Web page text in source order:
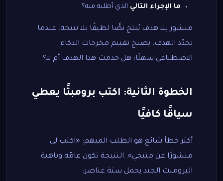
ما الإجراء التالي الذي أطلبه منه؟
منشور بلا هدف يُنتج نصًّا لطيفًا بلا نتيجة. عندما
تحدّد الهدف، يصبح تقييم مخرجات الذكاء
الاصطناعي سهلًا: هل خدمت هذا الهدف أم لا؟
الخطوة الثانية: اكتب برومبتًا يعطي
سياقًا كافيًا
أكثر خطأ شائع هو الطلب المبهم: «اكتب لي
منشورًا عن منتجي». النتيجة تكون عامّة وباهتة.
البرومبت الجيد يحمل ستة عناصر: